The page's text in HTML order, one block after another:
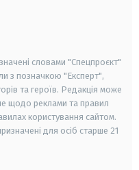
словами "Спецпроєкт"
з позначкою "Експерт",
та героїв. Редакція може
щодо реклами та правил
користування сайтом.
для осіб старше 21